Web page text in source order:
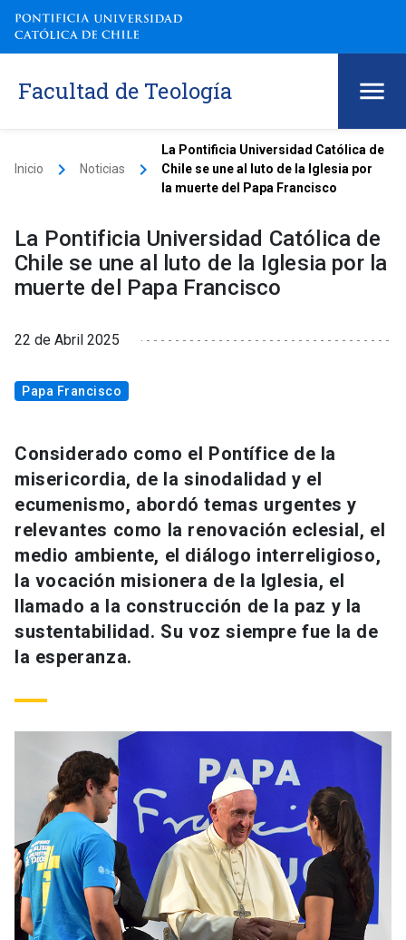
Facultad de Teología
Inicio keyboard_arrow_right Noticias keyboard_arrow_right
La Pontificia Universidad Católica de
Chile se une al luto de la Iglesia por
la muerte del Papa Francisco
La Pontificia Universidad Católica de
Chile se une al luto de la Iglesia por la
muerte del Papa Francisco
22 de Abril 2025
Papa Francisco
Considerado como el Pontífice de la
misericordia, de la sinodalidad y el
ecumenismo, abordó temas urgentes y
relevantes como la renovación eclesial, el
medio ambiente, el diálogo interreligioso,
la vocación misionera de la Iglesia, el
llamado a la construcción de la paz y la
sustentabilidad. Su voz siempre fue la de
la esperanza.